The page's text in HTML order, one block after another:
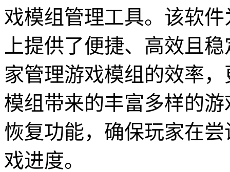
戏模组管理工具。该软
上提供了便捷、高效且
家管理游戏模组的效率
模组带来的丰富多样的
恢复功能，确保玩家在
戏进度。